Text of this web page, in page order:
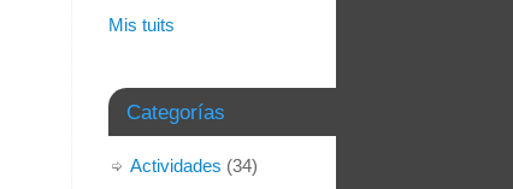
Mis tuits
Categorías
Actividades (34)